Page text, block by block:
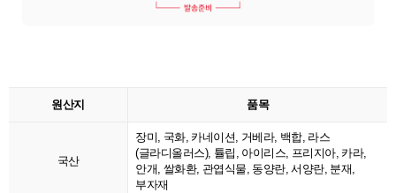
원산지 품목
국산
장미, 국화, 카네이션, 거베라, 백합, 라스
(글라디올러스), 튤립, 아이리스, 프리지아, 카라,
안개, 쌀화환, 관엽식물, 동양란, 서양란, 분재,
부자재